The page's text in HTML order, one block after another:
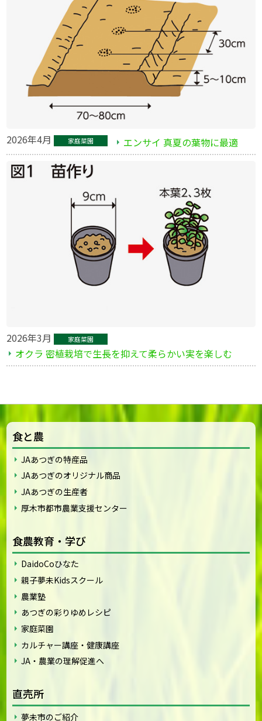
2026年4月 家庭菜園 エンサイ 真夏の葉物に最適
2026年3月 家庭菜園
オクラ 密植栽培で生長を抑えて柔らかい実を楽しむ
食と農
JAあつぎの特産品
JAあつぎのオリジナル商品
JAあつぎの生産者
厚木市都市農業支援センター
食農教育・学び
DaidoCoひなた
親子夢未Kidsスクール
農業塾
あつぎの彩りゆめレシピ
家庭菜園
カルチャー講座・健康講座
JA・農業の理解促進へ
直売所
夢未市のご紹介